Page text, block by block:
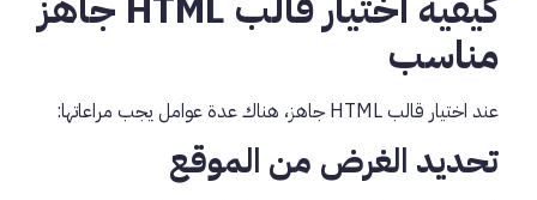
مناسب
عند اختيار قالب HTML جاهز، هناك عدة عوامل يجب مراعاتها:
تحديد الغرض من الموقع